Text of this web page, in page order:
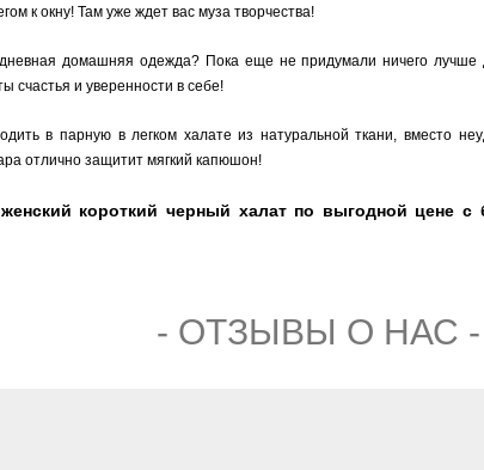
к окну! Там уже ждет вас муза творчества!
домашняя одежда? Пока еще не придумали ничего лучше
счастья и уверенности в себе!
в парную в легком халате из натуральной ткани, вместо
отлично защитит мягкий капюшон!
короткий черный халат по выгодной цене с
- ОТЗЫВЫ О НАС -